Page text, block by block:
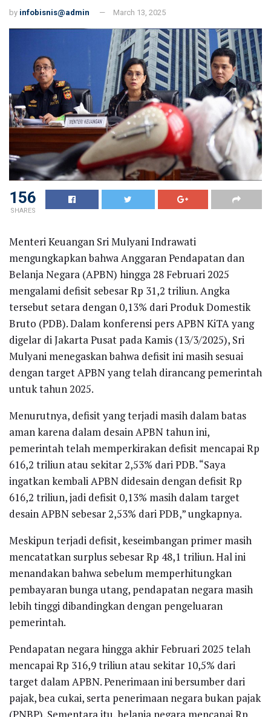
by infobisnis@admin March 13, 2025
156
SHARES
Menteri Keuangan Sri Mulyani Indrawati
mengungkapkan bahwa Anggaran Pendapatan dan
Belanja Negara (APBN) hingga 28 Februari 2025
mengalami defisit sebesar Rp 31,2 triliun. Angka
tersebut setara dengan 0,13% dari Produk Domestik
Bruto (PDB). Dalam konferensi pers APBN KiTA yang
digelar di Jakarta Pusat pada Kamis (13/3/2025), Sri
Mulyani menegaskan bahwa defisit ini masih sesuai
dengan target APBN yang telah dirancang pemerintah
untuk tahun 2025.
Menurutnya, defisit yang terjadi masih dalam batas
aman karena dalam desain APBN tahun ini,
pemerintah telah memperkirakan defisit mencapai Rp
616,2 triliun atau sekitar 2,53% dari PDB. “Saya
ingatkan kembali APBN didesain dengan defisit Rp
616,2 triliun, jadi defisit 0,13% masih dalam target
desain APBN sebesar 2,53% dari PDB,” ungkapnya.
Meskipun terjadi defisit, keseimbangan primer masih
mencatatkan surplus sebesar Rp 48,1 triliun. Hal ini
menandakan bahwa sebelum memperhitungkan
pembayaran bunga utang, pendapatan negara masih
lebih tinggi dibandingkan dengan pengeluaran
pemerintah.
Pendapatan negara hingga akhir Februari 2025 telah
mencapai Rp 316,9 triliun atau sekitar 10,5% dari
target dalam APBN. Penerimaan ini bersumber dari
pajak, bea cukai, serta penerimaan negara bukan pajak